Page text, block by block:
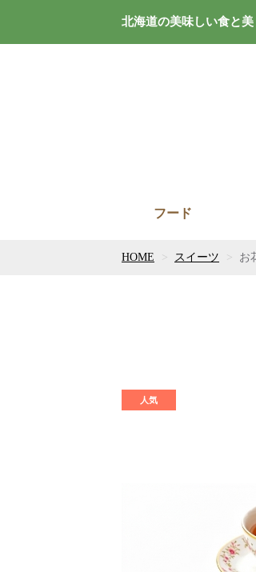
北海道の美味しい食と
フード
HOME スイーツ お